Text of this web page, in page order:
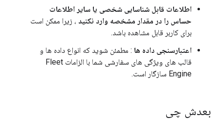
اطلاعات قابل شناسایی شخصی یا سایر اطلاعات
حساس را در مقدار مشخصه وارد نکنید ، زیرا ممکن است
برای کاربر قابل مشاهده باشد.
اعتبارسنجی داده ها : مطمئن شوید که انواع داده ها و
قالب های ویژگی های سفارشی شما با الزامات Fleet
Engine سازگار است.
بعدش چی